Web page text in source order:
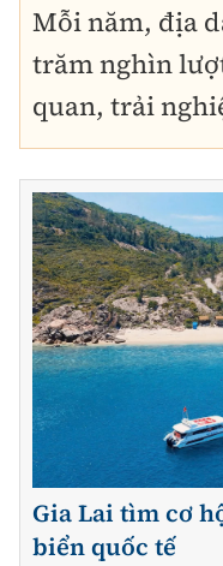
Mỗi năm, địa
trăm nghìn
quan, trải
Gia Lai tìm cơ
biển quốc tế